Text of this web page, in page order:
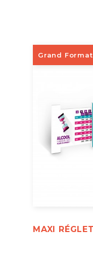
Grand Format